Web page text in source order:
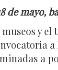
de mayo,
y
a